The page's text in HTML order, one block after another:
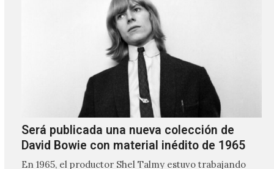
Será publicada una nueva colección de
David Bowie con material inédito de 1965
En 1965, el productor Shel Talmy estuvo trabajando